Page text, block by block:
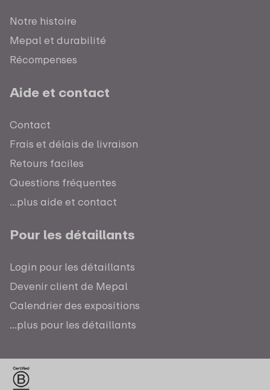
Notre histoire
Mepal et durabilité
Récompenses
Aide et contact
Contact
Frais et délais de livraison
Retours faciles
Questions fréquentes
...plus aide et contact
Pour les détaillants
Login pour les détaillants
Devenir client de Mepal
Calendrier des expositions
...plus pour les détaillants